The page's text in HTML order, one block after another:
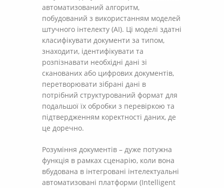
автоматизований алгоритм,
побудований з використанням моделей
штучного інтелекту (AI). Ці моделі здатні
класифікувати документи за типом,
знаходити, ідентифікувати та
розпізнавати необхідні дані зі
сканованих або цифрових документів,
перетворювати зібрані дані в
потрібний структурований формат для
подальшої їх обробки з перевіркою та
підтвердженням коректності даних, де
це доречно.
Розуміння документів – дуже потужна
функція в рамках сценарію, коли вона
вбудована в інтегровані інтелектуальні
автоматизовані платформи (Intelligent